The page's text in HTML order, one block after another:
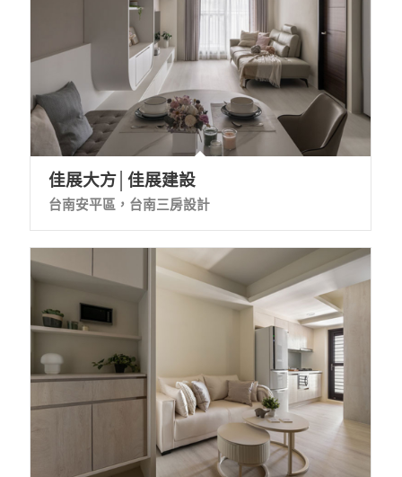
佳展大方│佳展建設
台南安平區，台南三房設計